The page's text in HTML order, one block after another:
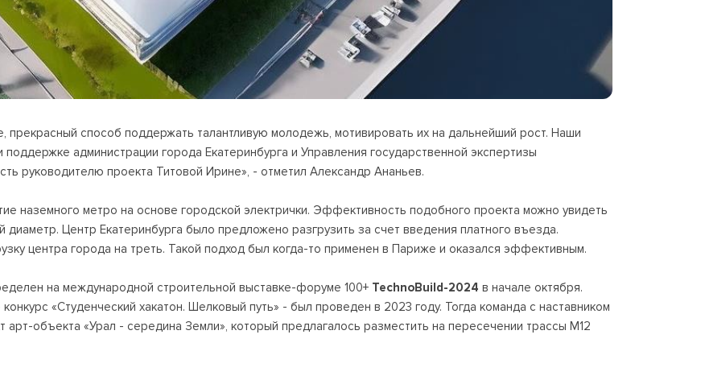
прекрасный способ поддержать талантливую молодежь, мотивировать их на дальнейший рост. Наши
администрации города Екатеринбурга и Управления государственной экспертизы
руководителю проекта Титовой Ирине», - отметил Александр Ананьев.
наземного метро на основе городской электрички. Эффективность подобного проекта можно увидеть
диаметр. Центр Екатеринбурга было предложено разгрузить за счет введения платного въезда.
центра города на треть. Такой подход был когда-то применен в Париже и оказался эффективным.
на международной строительной выставке-форуме 100+ TechnoBuild-2024 в начале октября.
«Студенческий хакатон. Шелковый путь» - был проведен в 2023 году. Тогда команда с наставником
объекта «Урал - середина Земли», который предлагалось разместить на пересечении трассы М12